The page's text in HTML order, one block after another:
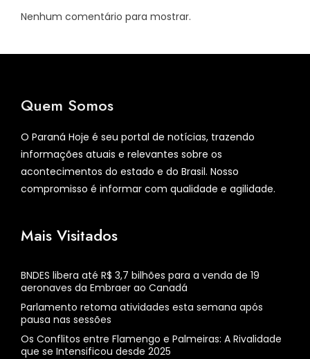
Nenhum comentário para mostrar.
Quem Somos
O Paraná Hoje é seu portal de notícias, trazendo
informações atuais e relevantes sobre os
acontecimentos do estado e do Brasil. Nosso
compromisso é informar com qualidade e agilidade.
Mais Visitados
BNDES libera até R$ 3,7 bilhões para a venda de 19
aeronaves da Embraer ao Canadá
Parlamento retoma atividades esta semana após
pausa nas sessões
Os Conflitos entre Flamengo e Palmeiras: A Rivalidade
que se Intensificou desde 2025